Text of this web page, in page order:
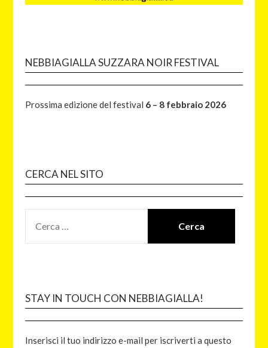
NEBBIAGIALLA SUZZARA NOIR FESTIVAL
Prossima edizione del festival 6 – 8 febbraio 2026
CERCA NEL SITO
STAY IN TOUCH CON NEBBIAGIALLA!
Inserisci il tuo indirizzo e-mail per iscriverti a questo